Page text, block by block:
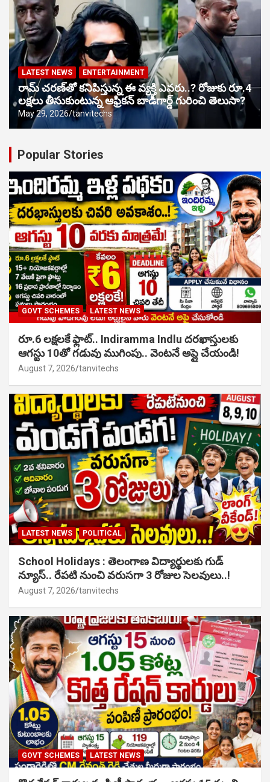
LATEST NEWS ENTERTAINMENT
రామ్ చరణ్‌తో కనిపిస్తున్న ఈ వ్యక్తి ఎవరు..? రోజుకు రూ.4
లక్షలు తీసుకుంటున్న ఆఫ్రికన్ బాడీగార్డ్ గురించి తెలుసా?
May 29, 2026 tanvitechs
Popular Stories
GOVT SCHEMES LATEST NEWS
రూ.6 లక్షలకే ఫ్లాట్.. Indiramma Indlu దరఖాస్తులకు
ఆగస్టు 10తో గడువు ముగింపు.. వెంటనే అప్లై చేయండి!
August 7, 2026 tanvitechs
LATEST NEWS POLITICAL
School Holidays : తెలంగాణ విద్యార్థులకు గుడ్
న్యూస్.. రేపటి నుంచి వరుసగా 3 రోజుల సెలవులు..!
August 7, 2026 tanvitechs
GOVT SCHEMES LATEST NEWS